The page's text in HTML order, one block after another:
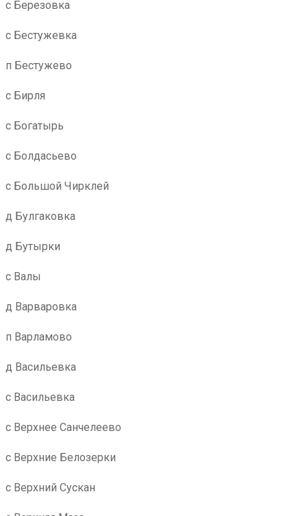
с Березовка
с Бестужевка
п Бестужево
с Бирля
с Богатырь
с Болдасьево
с Большой Чирклей
д Булгаковка
д Бутырки
с Валы
д Варваровка
п Варламово
д Васильевка
с Васильевка
с Верхнее Санчелеево
с Верхние Белозерки
с Верхний Сускан